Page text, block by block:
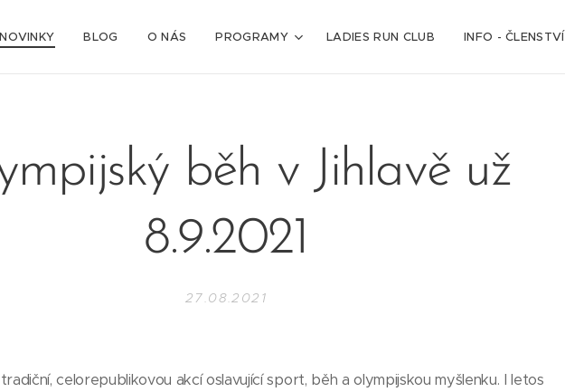
NOVINKY BLOG O NÁS PROGRAMY LADIES RUN CLUB INFO - ČLENSTVÍ
běh v Jihlavě už
8.9.2021
27.08.2021
celorepublikovou akcí oslavující sport, běh a olympijskou myšlenku. I letos